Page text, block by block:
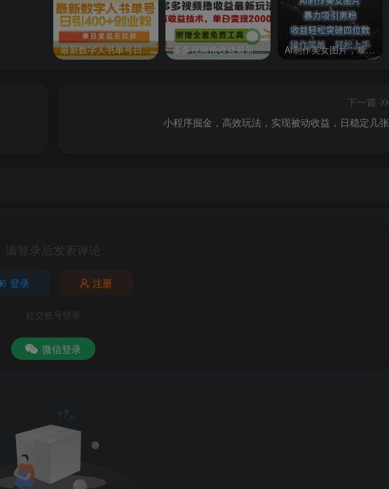
最新数字人书单号日400+创业粉，单日变现五位数，市面卖5980附软件和详… 多多视频撸收益最新玩法，高收益技术，单日变现2000+，附赠全套技术资料 AI制作美女图片，暴力吸引男粉，收益轻松突破四位数，操作简单 上手难度低
下一篇
小程序掘金，高效玩法，实现被动收益，日稳定几张
请登录后发表评论
登录 注册
社交账号登录
微信登录